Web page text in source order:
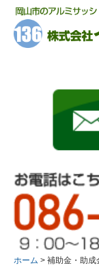
サービス一覧
玄関・勝手口リ
玄関施工ギャラ
窓サッシリフォ
窓の断熱・防音
浴室折れ戸
ホーム 補助金・助成